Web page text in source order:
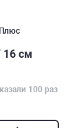
Плюс
см
100 раз